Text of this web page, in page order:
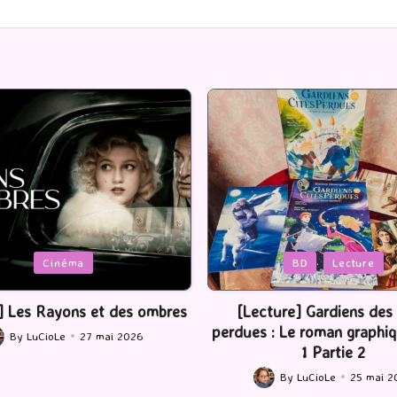
BD Lecture
Gardiens des cités
: Le roman graphique Tome
Posted
in
Serie Tv USA
[Série TV] The Madison :
by
By LuCioLe 22 mai